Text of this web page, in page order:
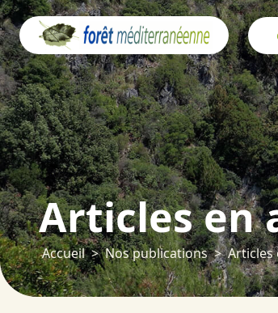
Articles en
Accueil Nos publications Articles
Panneau de gestion des cookies